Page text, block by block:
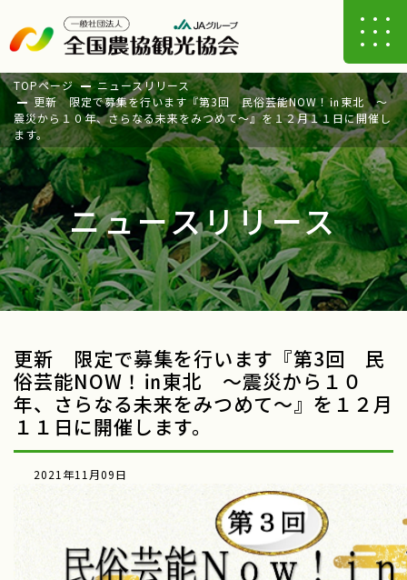
TOPページ
ニュースリリース
更新 限定で募集を行います『第3回 民俗芸能NOW！㏌東北 ～
震災から１０年、さらなる未来をみつめて～』を１２月１１日に開催し
ます。
ニュースリリース
更新 限定で募集を行います『第3回 民
俗芸能NOW！㏌東北 ～震災から１０
年、さらなる未来をみつめて～』を１２月
１１日に開催します。
2021年11月09日